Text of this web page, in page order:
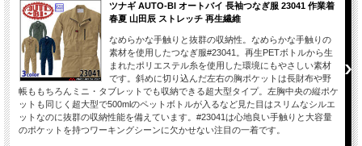
ツナギ AUTO-BI オートバイ 長袖つなぎ服 23041 作業着
春夏 山田辰 ストレッチ 再生繊維
なめらかな手触りと抜群の収納性。なめらかな手触りの
素材を使用したつなぎ服#23041。再生PETボトルから生
まれたポリエステル糸を使用した環境にもやさしい素材
です。斜めに切り込んだ左右の胸ポケットは長財布や野
帳ももちろんミニ・タブレットでも収納できる超大型タイプ。左胸中央の縦ポケ
ットも同じく超大型で500mlのペットボトルが入るなど見た目はスリムなシルエ
ットなのに抜群の収納性能を備えています。#23041は心地良い手触りと大容量
のポケットを持つワーキングシーンに欠かせない注目の一着です。